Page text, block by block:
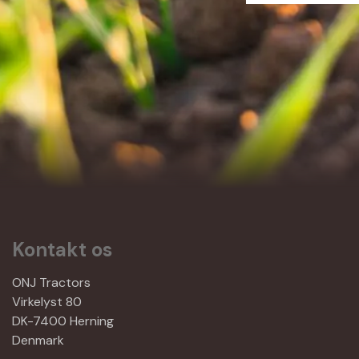
Kontakt os
ONJ Tractors
Virkelyst 80
DK-7400 Herning
Denmark